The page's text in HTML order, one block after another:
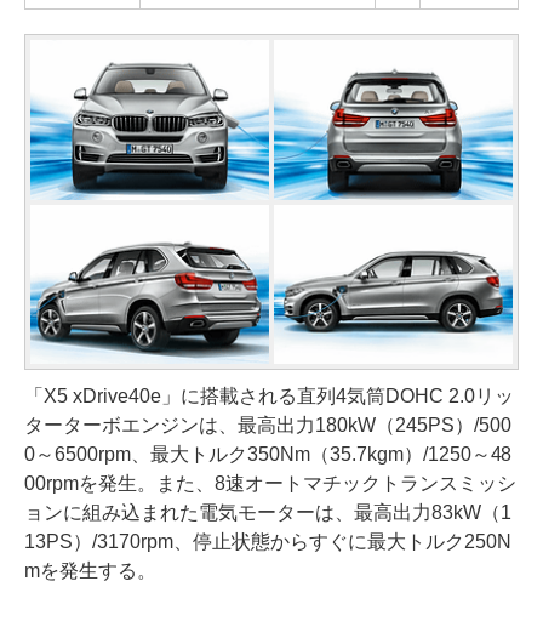
「X5 xDrive40e」に搭載される直列4気筒DOHC 2.0リッ
ターターボエンジンは、最高出力180kW（245PS）/500
0～6500rpm、最大トルク350Nm（35.7kgm）/1250～48
00rpmを発生。また、8速オートマチックトランスミッシ
ョンに組み込まれた電気モーターは、最高出力83kW（1
13PS）/3170rpm、停止状態からすぐに最大トルク250N
mを発生する。